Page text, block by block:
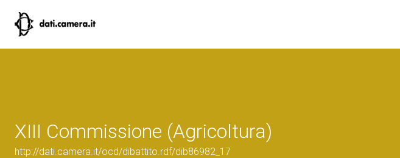
XIII Commissione (Agricoltura)
http://dati.camera.it/ocd/dibattito.rdf/dib86982_17